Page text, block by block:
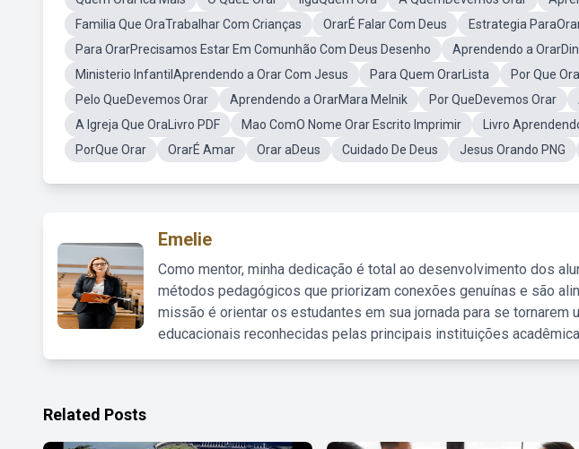
Familia Que OraTrabalhar Com Crianças
OrarÉ Falar Com Deus
Estrategia
Para OrarPrecisamos Estar Em Comunhão Com Deus Desenho
Aprendendo a
Ministerio InfantilAprendendo a Orar Com Jesus
Para Quem OrarLista Por Que
Pelo QueDevemos Orar
Aprendendo a OrarMara Melnik Por QueDevemos Orar
A Igreja Que OraLivro PDF
Mao ComO Nome Orar Escrito Imprimir Livro
PorQue Orar
OrarÉ Amar Orar aDeus Cuidado De Deus Jesus Orando PNG
Emelie
Como mentor, minha dedicação é total ao desenvolvimento dos
métodos pedagógicos que priorizam conexões genuínas e são
missão é orientar os estudantes em sua jornada para se tornarem
educacionais reconhecidas pelas principais instituições
Related Posts